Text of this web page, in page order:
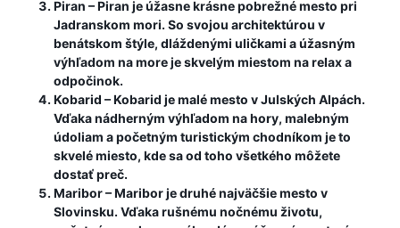
Piran – Piran je úžasne krásne pobrežné mesto pri
Jadranskom mori. So svojou architektúrou v
benátskom štýle, dláždenými uličkami a úžasným
výhľadom na more je skvelým miestom na relax a
odpočinok.
Kobarid – Kobarid je malé mesto v Julských Alpách.
Vďaka nádherným výhľadom na hory, malebným
údoliam a početným turistickým chodníkom je to
skvelé miesto, kde sa od toho všetkého môžete
dostať preč.
Maribor– Maribor je druhé najväčšie mesto v
Slovinsku. Vďaka rušnému nočnému životu,